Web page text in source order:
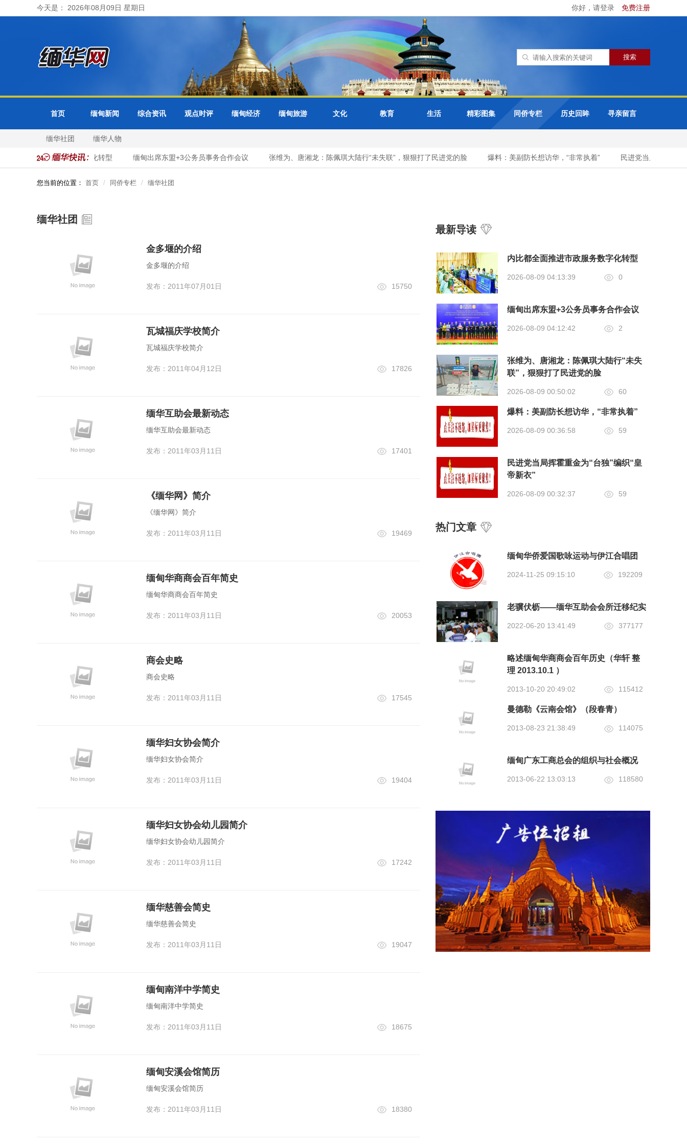
今天是： 2026年08月09日 星期日 你好，请登录 免费注册
首页 缅甸新闻 综合资讯 观点时评 缅甸经济 缅甸旅游 文化 教育 生活 精彩图集 同侨专栏 历史回眸 寻亲留言
缅华社团 缅华人物
都全面推进市政服务数字化转型 缅甸出席东盟+3公务员事务合作会议 张维为、唐湘龙：陈佩琪大陆行“未失联”，狠狠打了民进党的脸 爆料：美副防长想访华，“非常执着” 民进党当局挥霍重金
您当前的位置： 首页 同侨专栏 缅华社团
缅华社团
金多堰的介绍
金多堰的介绍
发布：2011年07月01日 15750
瓦城福庆学校简介
瓦城福庆学校简介
发布：2011年04月12日 17826
缅华互助会最新动态
缅华互助会最新动态
发布：2011年03月11日 17401
《缅华网》简介
《缅华网》简介
发布：2011年03月11日 19469
缅甸华商商会百年简史
缅甸华商商会百年简史
发布：2011年03月11日 20053
商会史略
商会史略
发布：2011年03月11日 17545
缅华妇女协会简介
缅华妇女协会简介
发布：2011年03月11日 19404
缅华妇女协会幼儿园简介
缅华妇女协会幼儿园简介
发布：2011年03月11日 17242
缅华慈善会简史
缅华慈善会简史
发布：2011年03月11日 19047
缅甸南洋中学简史
缅甸南洋中学简史
发布：2011年03月11日 18675
缅甸安溪会馆简历
缅甸安溪会馆简历
发布：2011年03月11日 18380
最新导读
内比都全面推进市政服务数字化转型
2026-08-09 04:13:39 0
缅甸出席东盟+3公务员事务合作会议
2026-08-09 04:12:42 2
张维为、唐湘龙：陈佩琪大陆行“未失
联”，狠狠打了民进党的脸
2026-08-09 00:50:02 60
爆料：美副防长想访华，“非常执着”
2026-08-09 00:36:58 59
民进党当局挥霍重金为“台独”编织“皇
帝新衣”
2026-08-09 00:32:37 59
热门文章
缅甸华侨爱国歌咏运动与伊江合唱团
2024-11-25 09:15:10 192209
老骥伏枥——缅华互助会会所迁移纪实
2022-06-20 13:41:49 377177
略述缅甸华商商会百年历史（华轩 整
理 2013.10.1 ）
2013-10-20 20:49:02 115412
曼德勒《云南会馆》（段春青）
2013-08-23 21:38:49 114075
缅甸广东工商总会的组织与社会概况
2013-06-22 13:03:13 118580